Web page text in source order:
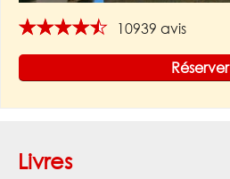
★★★★★ 10939 avis
Réserver
Livres